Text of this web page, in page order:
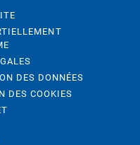
DES DONNÉES
DES COOKIES